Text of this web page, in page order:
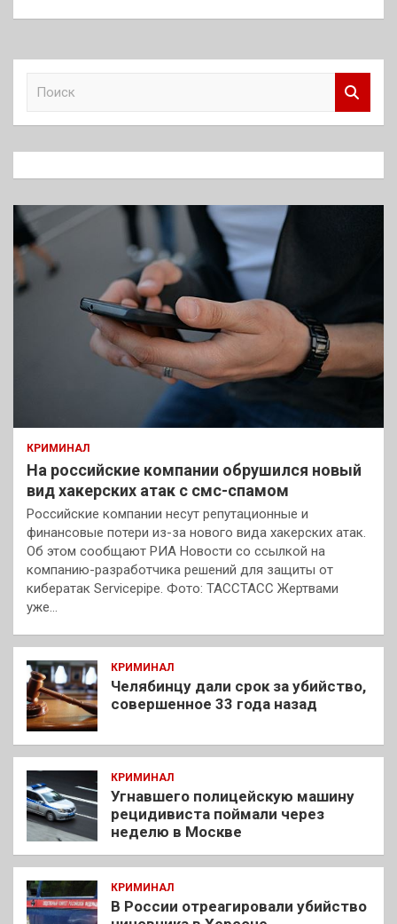
к
КРИМИНАЛ
На российские компании обрушился новый
вид хакерских атак с смс-спамом
Российские компании несут репутационные и
финансовые потери из-за нового вида хакерских атак.
Об этом сообщают РИА Новости со ссылкой на
компанию-разработчика решений для защиты от
кибератак Servicepipe. Фото: ТАССТАСС Жертвами
уже…
КРИМИНАЛ
Челябинцу дали срок за убийство,
совершенное 33 года назад
КРИМИНАЛ
Угнавшего полицейскую машину
рецидивиста поймали через
неделю в Москве
КРИМИНАЛ
В России отреагировали убийство